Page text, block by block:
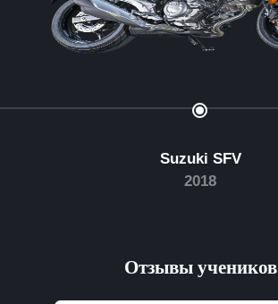
Suzuki SFV
2018
Отзывы учеников